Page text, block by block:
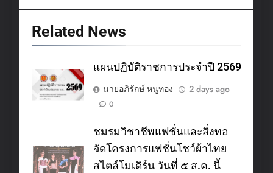
Related News
แผนปฏิบัติราชการประจำปี 2569
นายอภิรักษ์ หนูทอง
2 days ago
0
ชมรมวิชาชีพแฟชั่นและสิ่งทอ
จัดโครงการแฟชั่นโชว์ผ้าไทย
สไตล์โมเดิร์น วันที่ ๕ ส.ค. นี้